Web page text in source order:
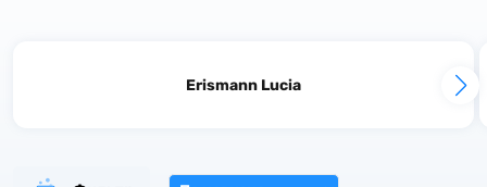
Erismann Lucia